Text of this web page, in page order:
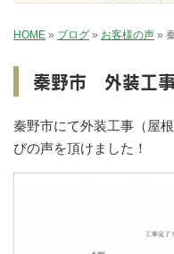
HOME » ブログ » お客様の声 »
秦野市 外装工事
秦野市にて外装工事（屋
びの声を頂けました！